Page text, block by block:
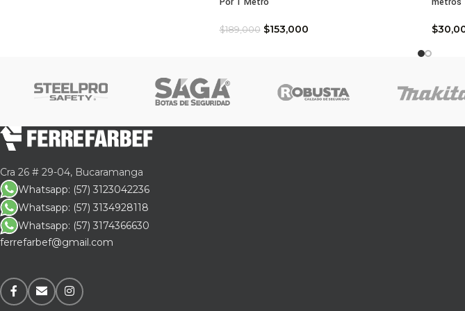
Ficha Técnica: Kit Básico
Compatibilidad: Universal (Agua,
Contenedor: Tambor plástico de
Color del Absorbente: Gris
Normativa: Alineado con los
Sabemos que en el momento de
de la limpieza. Por este motivo,
$189,000 $153,000 $
Cra 26 # 29-04, Bucaramanga
Whatsapp: (57) 3123042236
Whatsapp: (57) 3134928118
Whatsapp: (57) 3174366630
ferrefarbef@gmail.com